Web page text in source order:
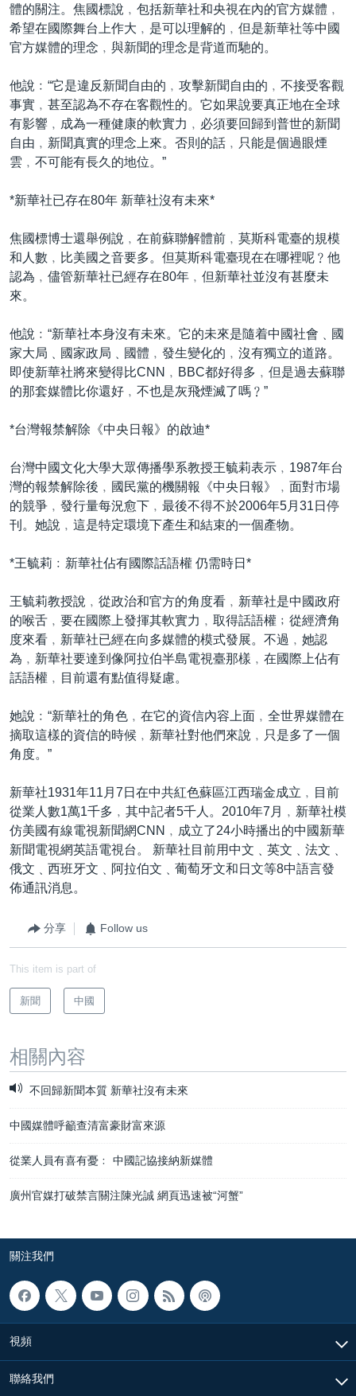
體的關注。焦國標說﹐包括新華社和央視在內的官方媒體﹐
希望在國際舞台上作大﹐是可以理解的﹐但是新華社等中國
官方媒體的理念﹐與新聞的理念是背道而馳的。
他說﹕“它是違反新聞自由的﹐攻擊新聞自由的﹐不接受客觀
事實﹐甚至認為不存在客觀性的。它如果說要真正地在全球
有影響﹐成為一種健康的軟實力﹐必須要回歸到普世的新聞
自由﹐新聞真實的理念上來。否則的話﹐只能是個過眼煙
雲﹐不可能有長久的地位。”
*新華社已存在80年 新華社沒有未來*
焦國標博士還舉例說﹐在前蘇聯解體前﹐莫斯科電臺的規模
和人數﹐比美國之音要多。但莫斯科電臺現在在哪裡呢﹖他
認為﹐儘管新華社已經存在80年﹐但新華社並沒有甚麼未
來。
他說﹕“新華社本身沒有未來。它的未來是隨着中國社會﹑國
家大局﹑國家政局﹑國體﹐發生變化的﹐沒有獨立的道路。
即使新華社將來變得比CNN﹐BBC都好得多﹐但是過去蘇聯
的那套媒體比你還好﹐不也是灰飛煙滅了嗎﹖”
*台灣報禁解除《中央日報》的啟迪*
台灣中國文化大學大眾傳播學系教授王毓莉表示﹐1987年台
灣的報禁解除後﹐國民黨的機關報《中央日報》﹐面對市場
的競爭﹐發行量每況愈下﹐最後不得不於2006年5月31日停
刊。她說﹐這是特定環境下產生和結束的一個產物。
*王毓莉﹕新華社佔有國際話語權 仍需時日*
王毓莉教授說﹐從政治和官方的角度看﹐新華社是中國政府
的喉舌﹐要在國際上發揮其軟實力﹐取得話語權﹔從經濟角
度來看﹐新華社已經在向多媒體的模式發展。不過﹐她認
為﹐新華社要達到像阿拉伯半島電視臺那樣﹐在國際上佔有
話語權﹐目前還有點值得疑慮。
她說﹕“新華社的角色﹐在它的資信內容上面﹐全世界媒體在
摘取這樣的資信的時候﹐新華社對他們來說﹐只是多了一個
角度。”
新華社1931年11月7日在中共紅色蘇區江西瑞金成立﹐目前
從業人數1萬1千多﹐其中記者5千人。2010年7月﹐新華社模
仿美國有線電視新聞網CNN﹐成立了24小時播出的中國新華
新聞電視網英語電視台。 新華社目前用中文﹑英文﹑法文﹑
俄文﹑西班牙文﹑阿拉伯文﹑葡萄牙文和日文等8中語言發
佈通訊消息。
分享 Follow us
This item is part of
新聞 中國
相關內容
不回歸新聞本質 新華社沒有未來
中國媒體呼籲查清富豪財富來源
從業人員有喜有憂﹕ 中國記協接納新媒體
廣州官媒打破禁言關注陳光誠 網頁迅速被“河蟹”
關注我們
視頻
聯絡我們